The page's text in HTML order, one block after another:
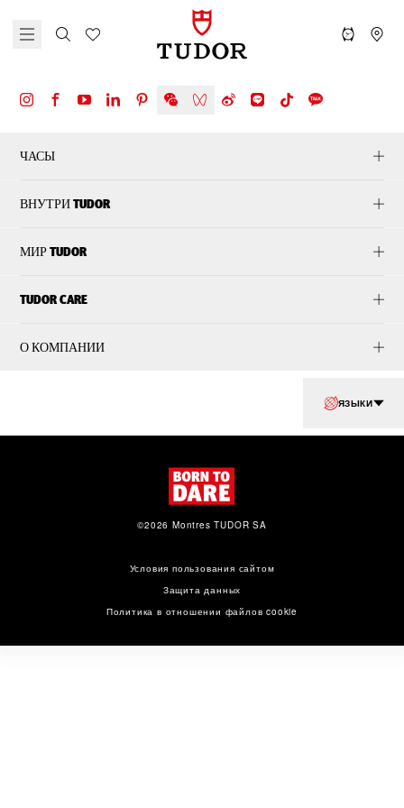
ЧАСЫ
ВНУТРИ TUDOR
МИР TUDOR
TUDOR CARE
О КОМПАНИИ
ЯЗЫКИ
Условия пользования сайтом
Защита данных
Политика в отношении файлов cookie
©2026 Montres TUDOR SA